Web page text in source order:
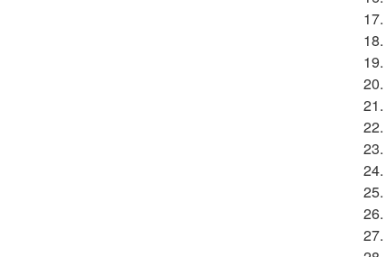
17.
18.
19.
20.
21.
22.
23.
24.
25.
26.
27.